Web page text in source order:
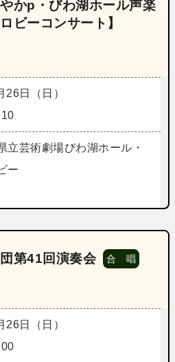
やかp・びわ湖ホール声楽
ビーコンサート】
26日（日）
立芸術劇場びわ湖ホール・
ー
第41回演奏会 合 唱
26日（日）